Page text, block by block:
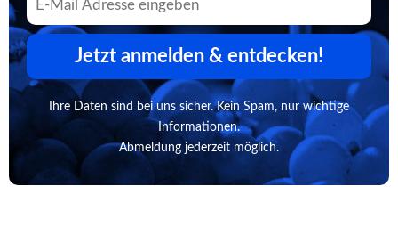
Jetzt anmelden & entdecken!
Ihre Daten sind bei uns sicher. Kein Spam, nur wichtige
Informationen.
Abmeldung jederzeit möglich.